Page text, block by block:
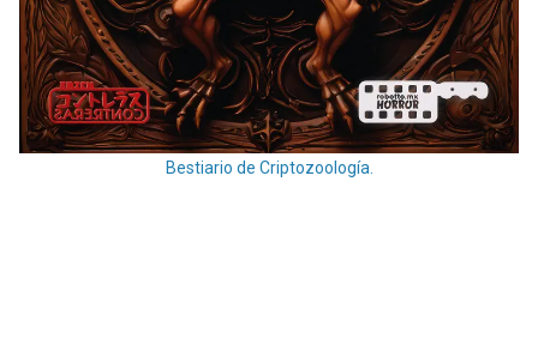
Bestiario de Criptozoología.